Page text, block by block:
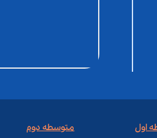
اول متوسطه دوم